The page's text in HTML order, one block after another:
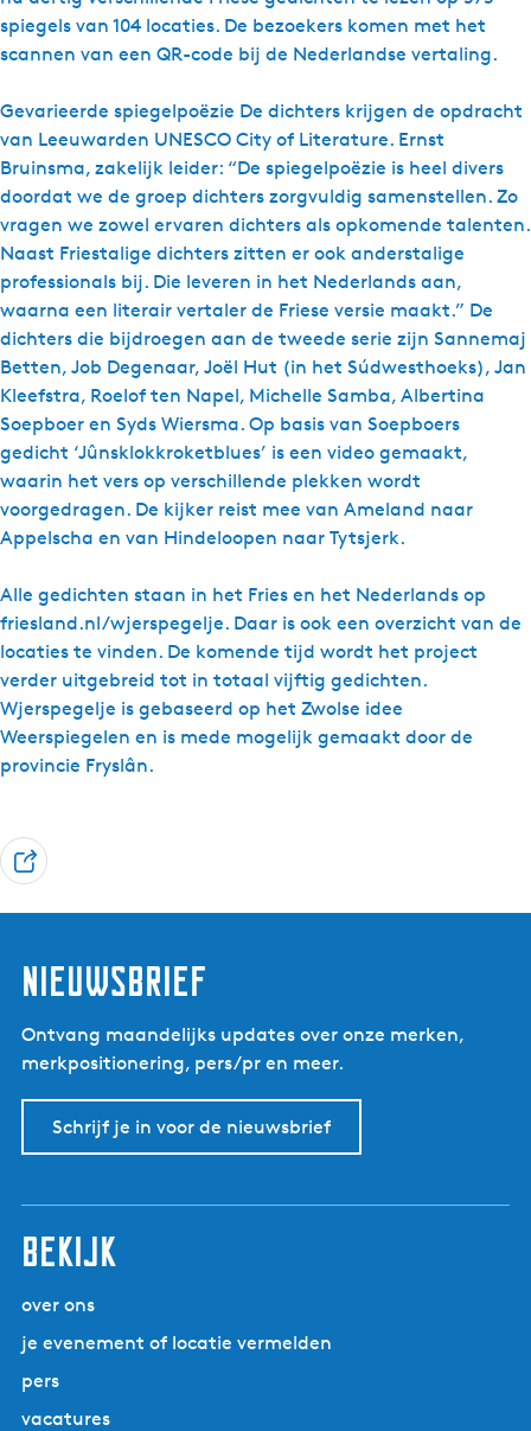
spiegels van 104 locaties. De bezoekers komen met het
scannen van een QR-code bij de Nederlandse vertaling.
Gevarieerde spiegelpoëzie De dichters krijgen de opdracht
van Leeuwarden UNESCO City of Literature. Ernst
Bruinsma, zakelijk leider: “De spiegelpoëzie is heel divers
doordat we de groep dichters zorgvuldig samenstellen. Zo
vragen we zowel ervaren dichters als opkomende talenten.
Naast Friestalige dichters zitten er ook anderstalige
professionals bij. Die leveren in het Nederlands aan,
waarna een literair vertaler de Friese versie maakt.” De
dichters die bijdroegen aan de tweede serie zijn Sannemaj
Betten, Job Degenaar, Joël Hut (in het Súdwesthoeks), Jan
Kleefstra, Roelof ten Napel, Michelle Samba, Albertina
Soepboer en Syds Wiersma. Op basis van Soepboers
gedicht ‘Jûnsklokkroketblues’ is een video gemaakt,
waarin het vers op verschillende plekken wordt
voorgedragen. De kijker reist mee van Ameland naar
Appelscha en van Hindeloopen naar Tytsjerk.
Alle gedichten staan in het Fries en het Nederlands op
friesland.nl/wjerspegelje. Daar is ook een overzicht van de
locaties te vinden. De komende tijd wordt het project
verder uitgebreid tot in totaal vijftig gedichten.
Wjerspegelje is gebaseerd op het Zwolse idee
Weerspiegelen en is mede mogelijk gemaakt door de
provincie Fryslân.
D
Nieuwsbrief
Ontvang maandelijks updates over onze merken,
merkpositionering, pers/pr en meer.
Schrijf je in voor de nieuwsbrief
Bekijk
over ons
je evenement of locatie vermelden
pers
vacatures